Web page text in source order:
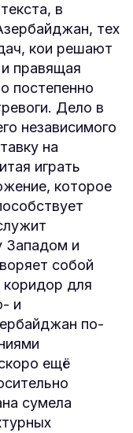
в
тех
кои решают
правящая
постепенно
Дело в
независимого
на
играть
которое
Западом и
собой
для
и
по-
ещё
сумела